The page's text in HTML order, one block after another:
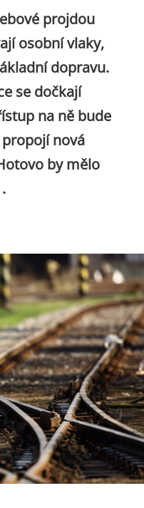
projdou
osobní vlaky,
dopravu.
se dočkají
na ně bude
nová
by mělo